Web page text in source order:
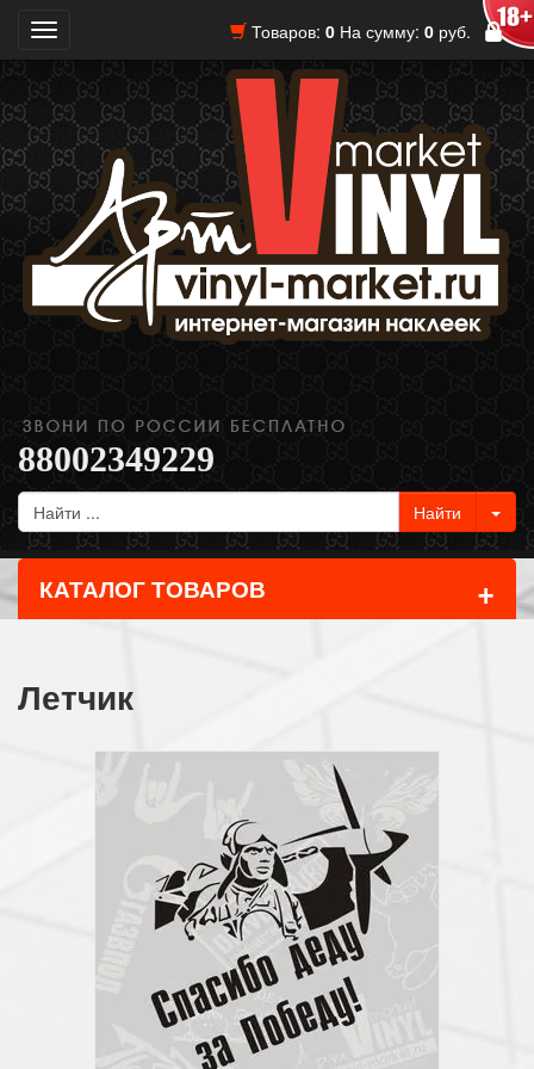
Товаров: 0 На сумму: 0 руб.
Toggle
navigation
88002349229
КАТАЛОГ ТОВАРОВ +
Летчик